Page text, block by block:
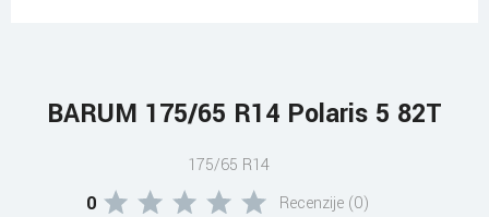
BARUM 175/65 R14 Polaris 5 82T
175/65 R14
0 Recenzije (0)